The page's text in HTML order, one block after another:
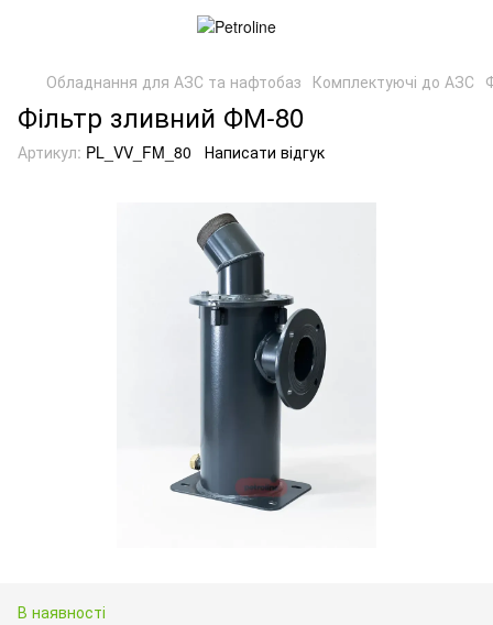
Обладнання для АЗС та нафтобаз Комплектуючі до АЗС
Фільтр зливний ФМ-80
Артикул: PL_VV_FM_80 Написати відгук
В наявності